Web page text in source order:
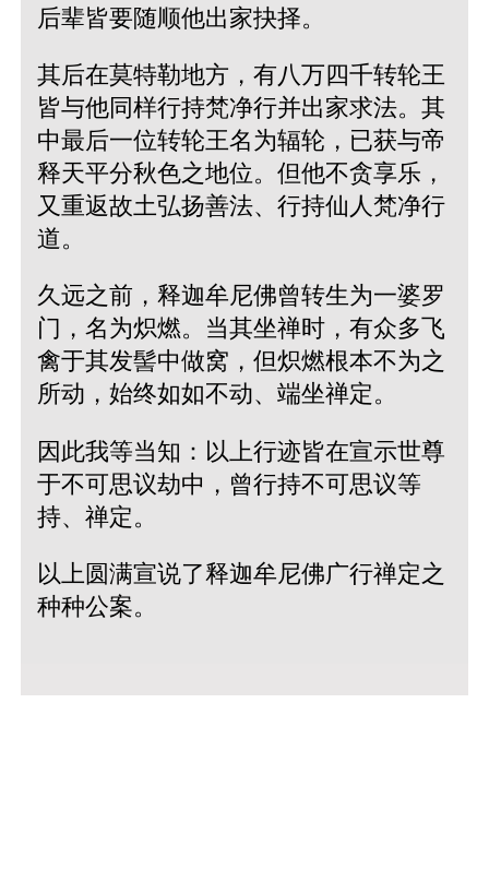
后辈皆要随顺他出家抉择。
其后在莫特勒地方，有八万四千转轮王
皆与他同样行持梵净行并出家求法。其
中最后一位转轮王名为辐轮，已获与帝
释天平分秋色之地位。但他不贪享乐，
又重返故土弘扬善法、行持仙人梵净行
道。
久远之前，释迦牟尼佛曾转生为一婆罗
门，名为炽燃。当其坐禅时，有众多飞
禽于其发髻中做窝，但炽燃根本不为之
所动，始终如如不动、端坐禅定。
因此我等当知：以上行迹皆在宣示世尊
于不可思议劫中，曾行持不可思议等
持、禅定。
以上圆满宣说了释迦牟尼佛广行禅定之
种种公案。